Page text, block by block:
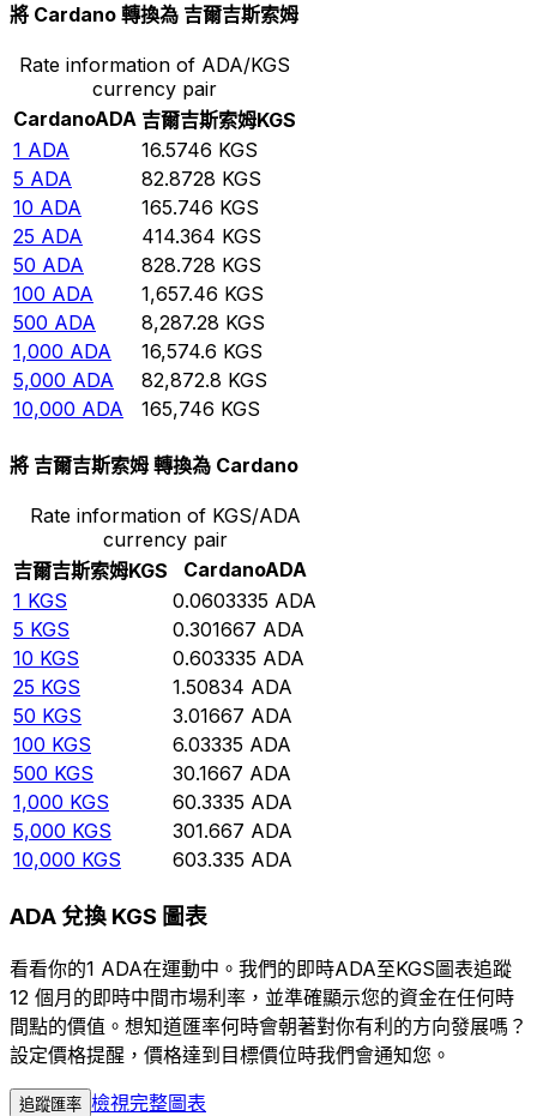
將 Cardano 轉換為 吉爾吉斯索姆
Rate information of ADA/KGS
currency pair
CardanoADA 吉爾吉斯索姆KGS
1 ADA 16.5746 KGS
5 ADA 82.8728 KGS
10 ADA 165.746 KGS
25 ADA 414.364 KGS
50 ADA 828.728 KGS
100 ADA 1,657.46 KGS
500 ADA 8,287.28 KGS
1,000 ADA 16,574.6 KGS
5,000 ADA 82,872.8 KGS
10,000 ADA 165,746 KGS
將 吉爾吉斯索姆 轉換為 Cardano
Rate information of KGS/ADA
currency pair
吉爾吉斯索姆KGS CardanoADA
1 KGS 0.0603335 ADA
5 KGS 0.301667 ADA
10 KGS 0.603335 ADA
25 KGS 1.50834 ADA
50 KGS 3.01667 ADA
100 KGS 6.03335 ADA
500 KGS 30.1667 ADA
1,000 KGS 60.3335 ADA
5,000 KGS 301.667 ADA
10,000 KGS 603.335 ADA
ADA 兌換 KGS 圖表
看看你的1 ADA在運動中。我們的即時ADA至KGS圖表追蹤
12 個月的即時中間市場利率，並準確顯示您的資金在任何時
間點的價值。想知道匯率何時會朝著對你有利的方向發展嗎？
設定價格提醒，價格達到目標價位時我們會通知您。
追蹤匯率 檢視完整圖表